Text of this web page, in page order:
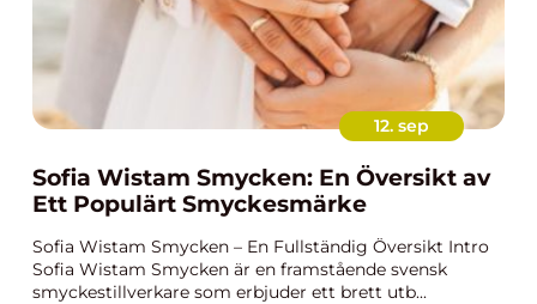
12. sep
Sofia Wistam Smycken: En Översikt av
Ett Populärt Smyckesmärke
Sofia Wistam Smycken – En Fullständig Översikt Intro
Sofia Wistam Smycken är en framstående svensk
smyckestillverkare som erbjuder ett brett utb...